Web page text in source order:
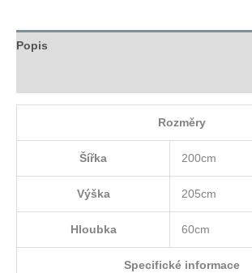
Popis
Rozměry
Šířka 200cm
Výška 205cm
Hloubka 60cm
Specifické informace